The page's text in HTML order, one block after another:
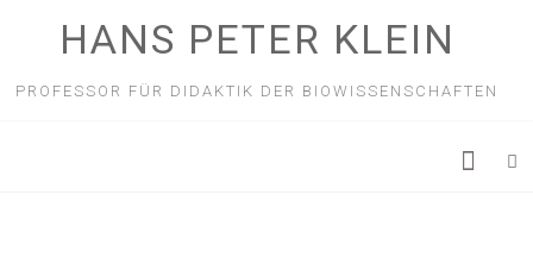
HANS PETER KLEIN
PROFESSOR FÜR DIDAKTIK DER BIOWISSENSCHAFTEN